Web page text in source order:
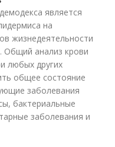
является
на
жизнедеятельности
Общий анализ крови
любых других
общее состояние
заболевания
бактериальные
заболевания и